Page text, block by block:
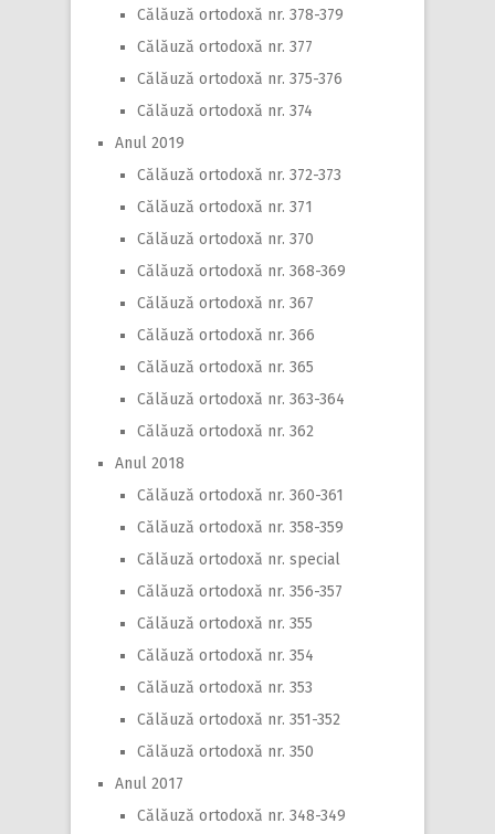
Călăuză ortodoxă nr. 378-379
Călăuză ortodoxă nr. 377
Călăuză ortodoxă nr. 375-376
Călăuză ortodoxă nr. 374
Anul 2019
Călăuză ortodoxă nr. 372-373
Călăuză ortodoxă nr. 371
Călăuză ortodoxă nr. 370
Călăuză ortodoxă nr. 368-369
Călăuză ortodoxă nr. 367
Călăuză ortodoxă nr. 366
Călăuză ortodoxă nr. 365
Călăuză ortodoxă nr. 363-364
Călăuză ortodoxă nr. 362
Anul 2018
Călăuză ortodoxă nr. 360-361
Călăuză ortodoxă nr. 358-359
Călăuză ortodoxă nr. special
Călăuză ortodoxă nr. 356-357
Călăuză ortodoxă nr. 355
Călăuză ortodoxă nr. 354
Călăuză ortodoxă nr. 353
Călăuză ortodoxă nr. 351-352
Călăuză ortodoxă nr. 350
Anul 2017
Călăuză ortodoxă nr. 348-349